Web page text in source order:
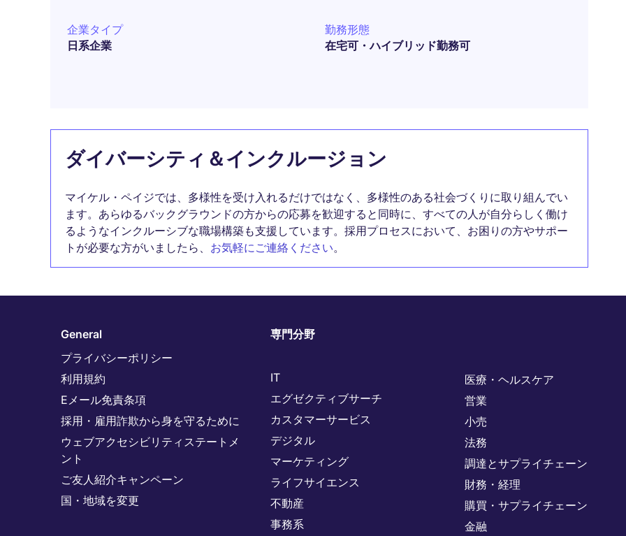
企業タイプ
日系企業
勤務形態
在宅可・ハイブリッド勤務可
ダイバーシティ＆インクルージョン
マイケル・ペイジでは、多様性を受け入れるだけではなく、多様性のある社会づくりに取り組んでい
ます。あらゆるバックグラウンドの方からの応募を歓迎すると同時に、すべての人が自分らしく働け
るようなインクルーシブな職場構築も支援しています。採用プロセスにおいて、お困りの方やサポー
トが必要な方がいましたら、 お気軽にご連絡ください。
General
プライバシーポリシー
利用規約
Eメール免責条項
採用・雇用詐欺から身を守るために
ウェブアクセシビリティステートメ
ント
ご友人紹介キャンペーン
国・地域を変更
専門分野
IT
エグゼクティブサーチ
カスタマーサービス
デジタル
マーケティング
ライフサイエンス
不動産
事務系
医療・ヘルスケア
営業
小売
法務
調達とサプライチェーン
財務・経理
購買・サプライチェーン
金融